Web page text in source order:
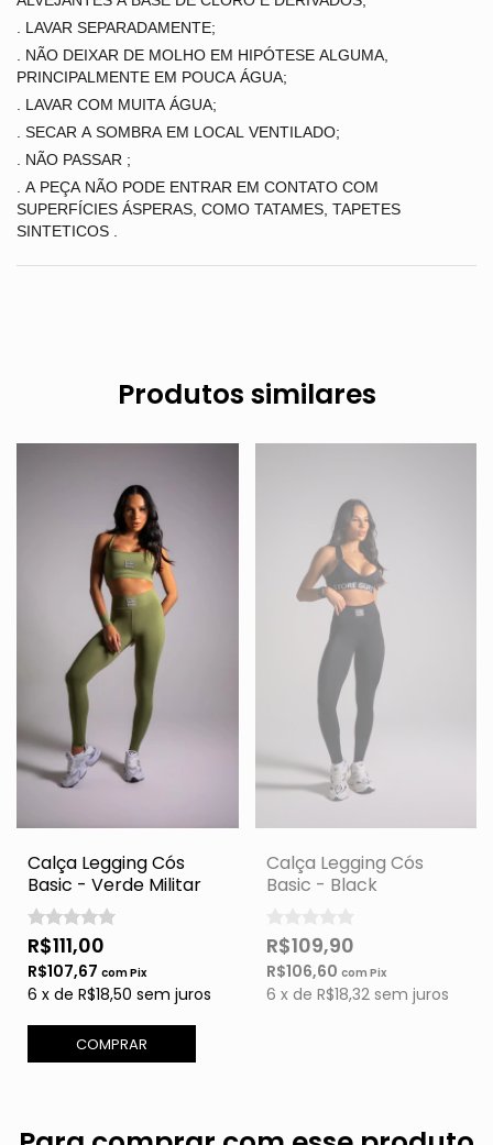
. LAVAR SEPARADAMENTE;
. NÃO DEIXAR DE MOLHO EM HIPÓTESE ALGUMA,
PRINCIPALMENTE EM POUCA ÁGUA;
. LAVAR COM MUITA ÁGUA;
. SECAR A SOMBRA EM LOCAL VENTILADO;
. NÃO PASSAR ;
. A PEÇA NÃO PODE ENTRAR EM CONTATO COM
SUPERFÍCIES ÁSPERAS, COMO TATAMES, TAPETES
SINTETICOS .
Produtos similares
Calça Legging Cós
Basic - Verde Militar
R$111,00
R$107,67 comPix
6 x de R$18,50 sem juros
COMPRAR
Calça Legging Cós
Basic - Black
R$109,90
R$106,60 com Pix
6 x de R$18,32 sem juros